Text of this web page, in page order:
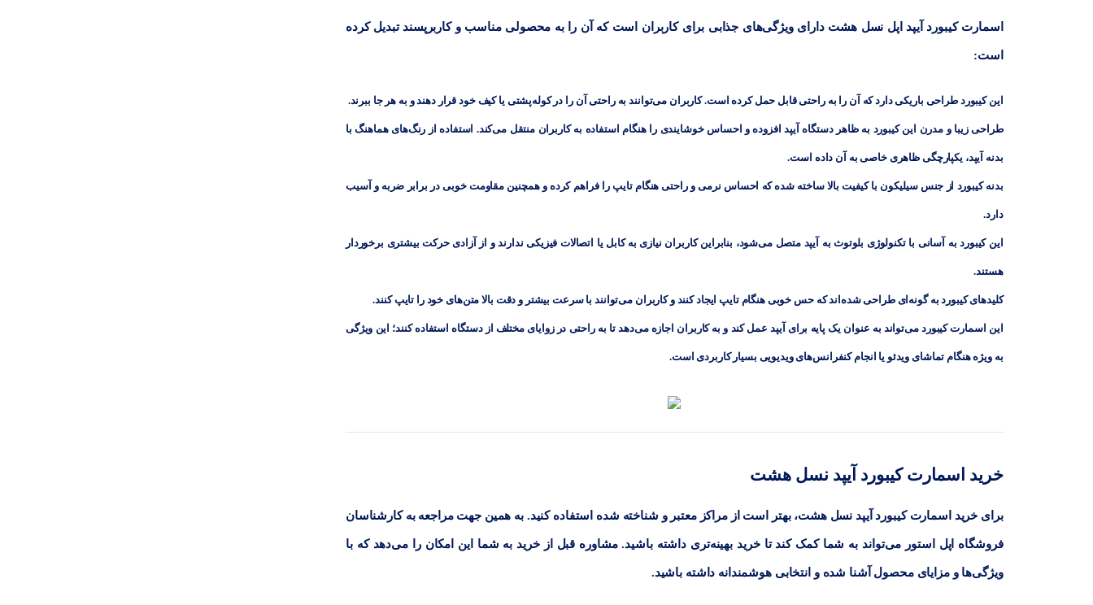
اسمارت کیبورد آیپد اپل نسل هشت دارای ویژگی‌های جذابی برای کاربران است که آن را به محصولی مناسب و کاربرپسند تبدیل کرده
است:
این کیبورد طراحی باریکی دارد که آن را به راحتی قابل حمل کرده است. کاربران می‌توانند به راحتی آن را در کوله‌پشتی یا کیف خود قرار دهند و به هر جا ببرند.
طراحی زیبا و مدرن این کیبورد به ظاهر دستگاه آیپد افزوده و احساس خوشایندی را هنگام استفاده به کاربران منتقل می‌کند. استفاده از رنگ‌های هماهنگ با
بدنه‌ آیپد، یکپارچگی ظاهری خاصی به آن داده است.
بدنه کیبورد از جنس سیلیکون با کیفیت بالا ساخته شده که احساس نرمی و راحتی هنگام تایپ را فراهم کرده و همچنین مقاومت خوبی در برابر ضربه و آسیب
دارد.
این کیبورد به آسانی با تکنولوژی بلوتوث به آیپد متصل می‌شود، بنابراین کاربران نیازی به کابل یا اتصالات فیزیکی ندارند و از آزادی حرکت بیشتری برخوردار
هستند.
کلیدهای کیبورد به گونه‌ای طراحی شده‌اند که حس خوبی هنگام تایپ ایجاد کنند و کاربران می‌توانند با سرعت بیشتر و دقت بالا متن‌های خود را تایپ کنند.
این اسمارت کیبورد می‌تواند به عنوان یک پایه برای آیپد عمل کند و به کاربران اجازه می‌دهد تا به راحتی در زوایای مختلف از دستگاه استفاده کنند؛ این ویژگی
به ویژه هنگام تماشای ویدئو یا انجام کنفرانس‌های ویدیویی بسیار کاربردی است.
خرید اسمارت کیبورد آیپد نسل هشت
برای خرید اسمارت کیبورد آیپد نسل هشت، بهتر است از مراکز معتبر و شناخته‌ شده استفاده کنید. به همین جهت مراجعه به کارشناسان
فروشگاه اپل استور می‌تواند به شما کمک کند تا خرید بهینه‌تری داشته باشید. مشاوره قبل از خرید به شما این امکان را می‌دهد که با
ویژگی‌ها و مزایای محصول آشنا شده و انتخابی هوشمندانه داشته باشید.